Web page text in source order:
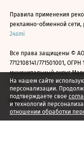
На нашем сайте
персонализации.
подтверждаете свое
и технологий
отношении обработки
Правила применения
рекламно-обменной
24smi
Все права защищены ©
7712108141/771501001, ОГРН
муниципальный округ
2026